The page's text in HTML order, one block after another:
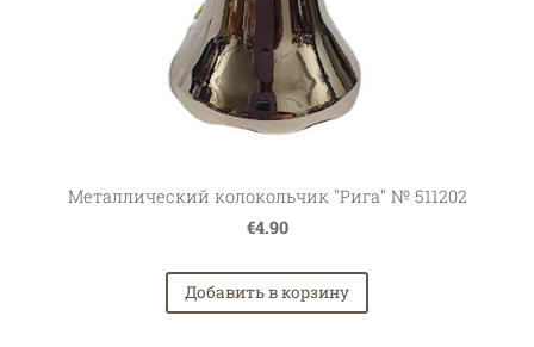
Металлический колокольчик "Рига" № 511202
€4.90
Добавить в корзину